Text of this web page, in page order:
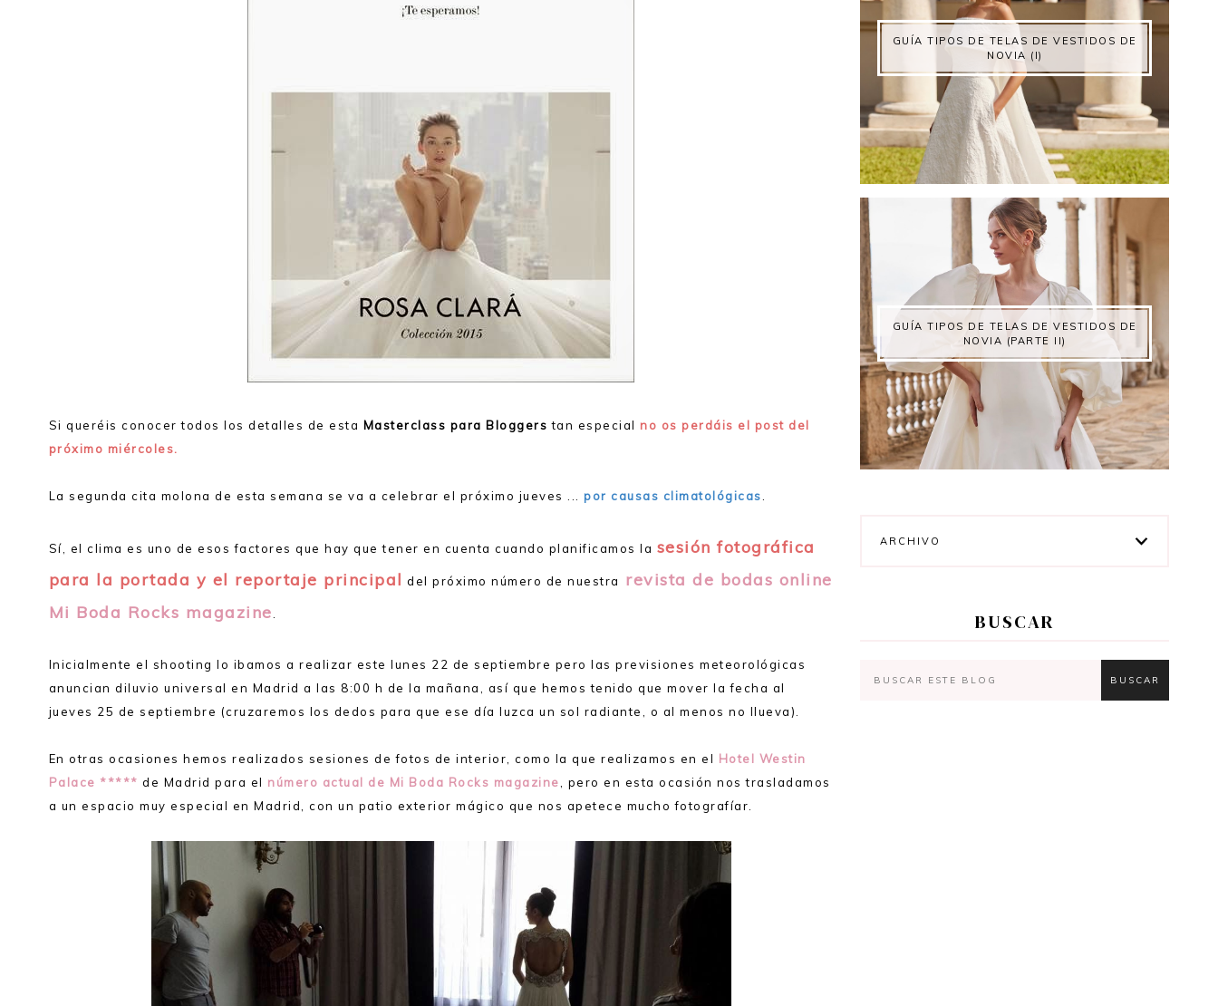
Si queréis conocer todos los detalles de esta Masterclass para Bloggers tan especial no os perdáis el post del
próximo miércoles.
La segunda cita molona de esta semana se va a celebrar el próximo jueves ...por causas climatológicas
Sí, el clima es uno de esos factores que hay que tener en cuenta cuando planificamos la sesión fotográfica
para la portada y el reportaje principal del próximo número de nuestra
revista de bodas online
Mi Boda Rocks magazine
Inicialmente el shooting lo ibamos a realizar este lunes 22 de septiembre pero las previsiones meteorológicas
anuncian diluvio universal en Madrid a las 8:00 h de la mañana, así que hemos tenido que mover la fecha al
jueves 25 de septiembre (cruzaremos los dedos para que ese día luzca un sol radiante, o al menos no llueva).
En otras ocasiones hemos realizados sesiones de fotos de interior, como la que realizamos en el Hotel Westin
Palace ***** de Madrid para el número actual de Mi Boda Rocks magazine
, pero en esta ocasión nos trasladamos
a un espacio muy especial en Madrid, con un patio exterior mágico que nos apetece mucho fotografíar.
GUÍA TIPOS DE TELAS DE VESTIDOS DE
NOVIA (I)
GUÍA TIPOS DE TELAS DE VESTIDOS DE
NOVIA (PARTE II)
ARCHIVO
BUSCAR